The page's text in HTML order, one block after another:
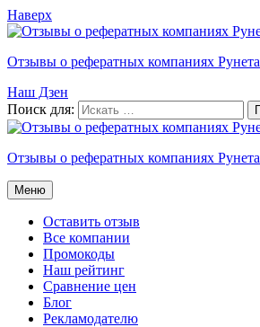
Наверх
Отзывы о рефератных компаниях Рунета
Наш Дзен
Поиск для:
Отзывы о рефератных компаниях Рунета
Меню
Оставить отзыв
Все компании
Промокоды
Наш рейтинг
Сравнение цен
Блог
Рекламодателю